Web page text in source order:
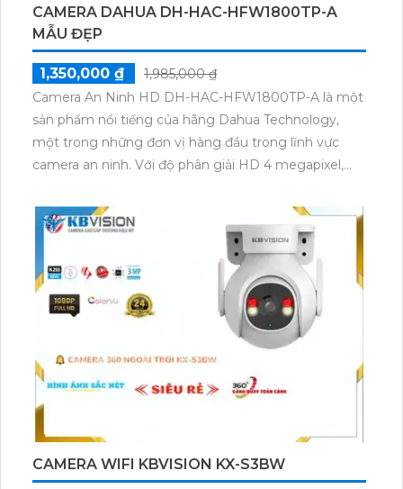
CAMERA DAHUA DH-HAC-HFW1800TP-A
MẪU ĐẸP
1,350,000 ₫
1,985,000 ₫
Camera An Ninh HD DH-HAC-HFW1800TP-A là một
sản phẩm nổi tiếng của hãng Dahua Technology,
một trong những đơn vị hàng đầu trong lĩnh vực
camera an ninh. Với độ phân giải HD 4 megapixel,
chi tiết. Thiết kế đẹp mắt, chất lượng vượt trội và khả
năng chống chịu môi trường khắc nghiệt, camera
DH-HAC-HFW1800TP-A được ứng dụng rộng rãi
trong các hệ thống giám sát an ninh, từ gia đình, văn
phòng, nhà hàng đến trung tâm thương mại, bãi giữ
xe và hơn thế nữa. Với nhiều tính năng nổi trội, như
công nghệ Starlight, hồng ngoại thông minh, chống
ngược sáng, camera DH-HAC-HFW1800TP-A đảm
bảo hình ảnh chất lượng cao suốt 24/7.
CAMERA WIFI KBVISION KX-S3BW